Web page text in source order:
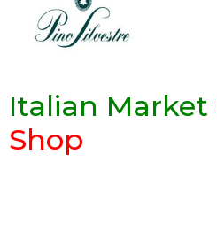
Italian Market
Shop